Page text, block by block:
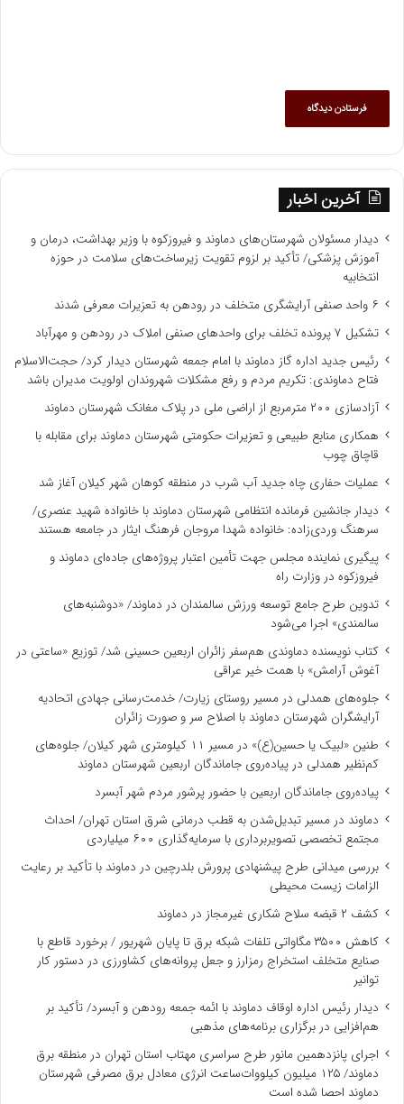
آخرین اخبار
دیدار مسئولان شهرستان‌های دماوند و فیروزکوه با وزیر بهداشت، درمان و
آموزش پزشکی/ تأکید بر لزوم تقویت زیرساخت‌های سلامت در حوزه
انتخابیه
۶ واحد صنفی آرایشگری متخلف در رودهن به تعزیرات معرفی شدند
تشکیل ۷ پرونده تخلف برای واحدهای صنفی املاک در رودهن و مهرآباد
رئیس جدید اداره گاز دماوند با امام جمعه شهرستان دیدار کرد/ حجت‌الاسلام
فتاح دماوندی: تکریم مردم و رفع مشکلات شهروندان اولویت مدیران باشد
آزادسازی ۲۰۰ مترمربع از اراضی ملی در پلاک مغانک شهرستان دماوند
همکاری منابع طبیعی و تعزیرات حکومتی شهرستان دماوند برای مقابله با
قاچاق چوب
عملیات حفاری چاه جدید آب شرب در منطقه کوهان شهر کیلان آغاز شد
دیدار جانشین فرمانده انتظامی شهرستان دماوند با خانواده شهید عنصری/
سرهنگ وردی‌زاده: خانواده شهدا مروجان فرهنگ ایثار در جامعه هستند
پیگیری نماینده مجلس جهت تأمین اعتبار پروژه‌های جاده‌ای دماوند و
فیروزکوه در وزارت راه
تدوین طرح جامع توسعه ورزش سالمندان در دماوند/ «دوشنبه‌های
سالمندی» اجرا می‌شود
کتاب نویسنده دماوندی هم‌سفر زائران اربعین حسینی شد/ توزیع «ساعتی در
آغوش آرامش» با همت خیر عراقی
جلوه‌های همدلی در مسیر روستای زیارت/ خدمت‌رسانی جهادی اتحادیه
آرایشگران شهرستان دماوند با اصلاح سر و صورت زائران
طنین «لبیک یا حسین(ع)» در مسیر ۱۱ کیلومتری شهر کیلان/ جلوه‌های
کم‌نظیر همدلی در پیاده‌روی جاماندگان اربعین شهرستان دماوند
پیاده‌روی جاماندگان اربعین با حضور پرشور مردم شهر آبسرد
دماوند در مسیر تبدیل‌شدن به قطب درمانی شرق استان تهران/ احداث
مجتمع تخصصی تصویربرداری با سرمایه‌گذاری ۶۰۰ میلیاردی
بررسی میدانی طرح پیشنهادی پرورش بلدرچین در دماوند با تأکید بر رعایت
الزامات زیست ‌محیطی
کشف ۲ قبضه سلاح شکاری غیرمجاز در دماوند
کاهش ۳۵۰۰ مگاواتی تلفات شبکه برق تا پایان شهریور / برخورد قاطع با
صنایع متخلف استخراج رمزارز و جعل پروانه‌های کشاورزی در دستور کار
توانیر
دیدار رئیس اداره اوقاف دماوند با ائمه جمعه رودهن و آبسرد/ تأکید بر
هم‌افزایی در برگزاری برنامه‌های مذهبی
اجرای پانزدهمین مانور طرح سراسری مهتاب استان تهران در منطقه برق
دماوند/ ۱۲۵ میلیون کیلووات‌ساعت انرژی معادل برق مصرفی شهرستان
دماوند احصا شده است